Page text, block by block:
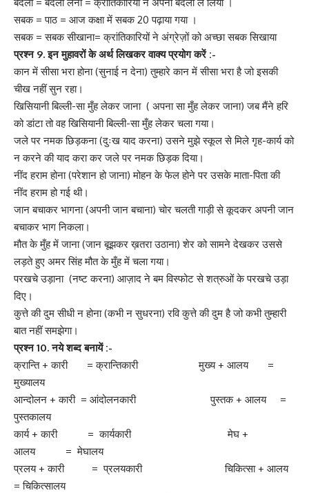
सबक = पाठ = आज कक्षा में सबक 20 पढ़ाया गया ।
सबक = सबक सीखाना= क्रांतिकारियों ने अंग्रेज़ों को अच्छा सबक सिखाया
प्रश्न 9. इन मुहावरों के अर्थ लिखकर वाक्य प्रयोग करें :-
कान में सीसा भरा होना (सुनाई न देना) तुम्हारे कान में सीसा भरा है जो इसकी
चीख नहीं सुन रहा।
खिसियानी बिल्ली-सा मुँह लेकर जाना ( अपना सा मुँह लेकर जाना) जब मैंने हरि
को डांटा तो वह खिसियानी बिल्ली-सा मुँह लेकर चला गया।
जले पर नमक छिड़कना (दुःख याद करना) उसने मुझे स्कूल से मिले गृह-कार्य को
न करने की याद करा कर जले पर नमक छिड़क दिया।
नींद हराम होना (परेशान हो जाना) मोहन के फेल होने पर उसके माता-पिता की
नींद हराम हो गई थी।
जान बचाकर भागना (अपनी जान बचाना) चोर चलती गाड़ी से कूदकर अपनी जान
बचाकर भाग निकला।
मौत के मुँह में जाना (जान बूझकर ख़तरा उठाना) शेर को सामने देखकर उससे
लड़ते हुए अमर सिंह मौत के मुँह में चला गया।
परखचे उड़ाना (नष्ट करना) आज़ाद ने बम विस्फोट से शत्रुओं के परखचे उड़ा
दिए।
कुत्ते की दुम सीधी न होना (कभी न सुधरना) रवि कुत्ते की दुम है जो कभी तुम्हारी
बात नहीं समझेगा।
प्रश्न10.नये शब्द बनायें :-
क्रान्ति + कारी = क्रान्तिकारी मुख्य + आलय =
मुख्यालय
आन्दोलन + कारी = आंदोलनकारी पुस्तक + आलय =
पुस्तकालय
कार्य + कारी = कार्यकारी मेघ +
आलय = मेघालय
प्रलय + कारी = प्रलयकारी चिकित्सा + आलय
= चिकित्सालय